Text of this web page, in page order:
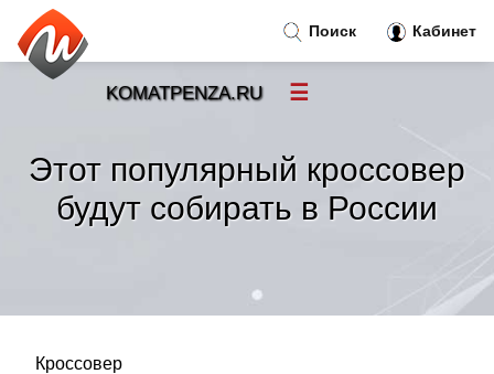
Этот популярный кроссовер
будут собирать в России
Кроссовер
Поиск Кабинет
KOMATPENZA.RU ☰
Новости»
Тренды новостей»
Правила»